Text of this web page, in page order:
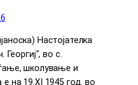
Настојателка
во с.
школување и
на 19.XI 1945 год. во